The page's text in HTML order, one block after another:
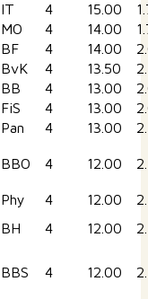
IT 4 15.00
MO 4 14.00
BF 4 14.00
BvK 4 13.50
BB 4 13.00
FiS 4 13.00
Pan 4 13.00
BBO 4 12.00
Phy 4 12.00
BH 4 12.00
BBS 4 12.00